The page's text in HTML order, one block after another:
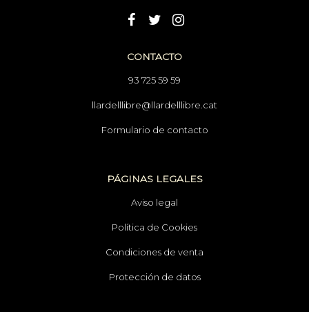
CONTACTO
93 725 59 59
llardelllibre@llardelllibre.cat
Formulario de contacto
PÁGINAS LEGALES
Aviso legal
Política de Cookies
Condiciones de venta
Protección de datos